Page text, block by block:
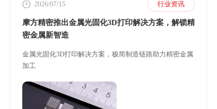
2026/07/15 行业资讯
摩方精密推出金属光固化3D打印解决方案，解锁精
密金属新智造
金属光固化3D打印解决方案，极简制造链路助力精密金属
加工